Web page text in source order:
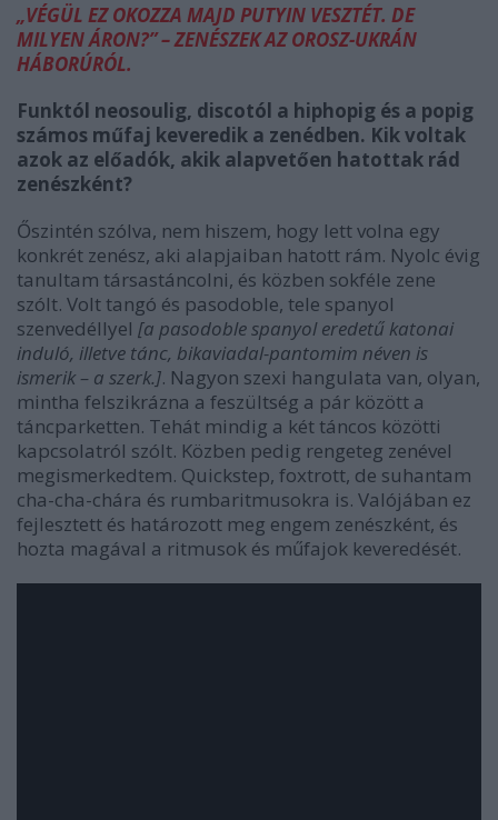
„VÉGÜL EZ OKOZZA MAJD PUTYIN VESZTÉT. DE
MILYEN ÁRON?” – ZENÉSZEK AZ OROSZ-UKRÁN
HÁBORÚRÓL.
Funktól neosoulig, discotól a hiphopig és a popig
számos műfaj keveredik a zenédben. Kik voltak
azok az előadók, akik alapvetően hatottak rád
zenészként?
Őszintén szólva, nem hiszem, hogy lett volna egy
konkrét zenész, aki alapjaiban hatott rám. Nyolc évig
tanultam társastáncolni, és közben sokféle zene
szólt. Volt tangó és pasodoble, tele spanyol
szenvedéllyel [a pasodoble spanyol eredetű katonai
induló, illetve tánc, bikaviadal-pantomim néven is
ismerik – a szerk.]. Nagyon szexi hangulata van, olyan,
mintha felszikrázna a feszültség a pár között a
táncparketten. Tehát mindig a két táncos közötti
kapcsolatról szólt. Közben pedig rengeteg zenével
megismerkedtem. Quickstep, foxtrott, de suhantam
cha-cha-chára és rumbaritmusokra is. Valójában ez
fejlesztett és határozott meg engem zenészként, és
hozta magával a ritmusok és műfajok keveredését.